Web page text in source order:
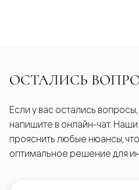
ОСТАЛИСЬ
Если у вас остались
напишите в онлайн-чат. Наши
прояснить любые нюансы,
оптимальное решение для